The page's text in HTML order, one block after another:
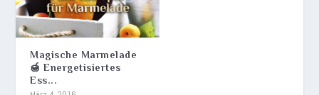
Magische Marmelade
🍯 Energetisiertes
Ess...